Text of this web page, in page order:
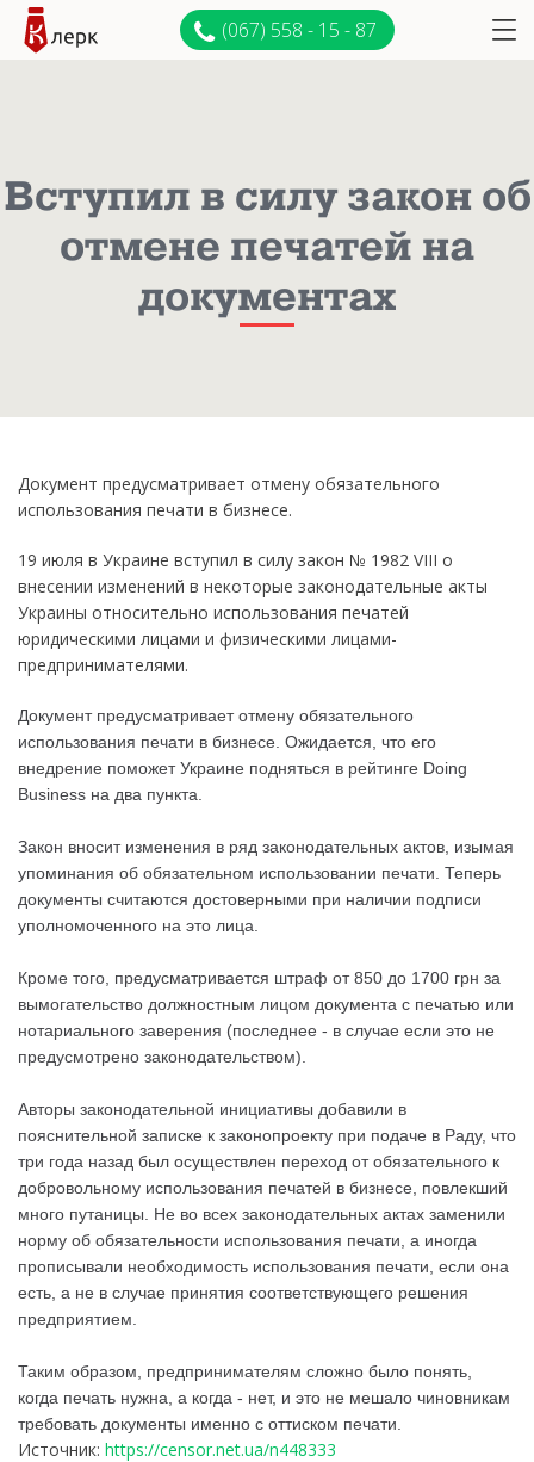
(067) 558 - 15 - 87
Вступил в силу закон об
отмене печатей на
документах
Документ предусматривает отмену обязательного
использования печати в бизнесе.
19 июля в Украине вступил в силу закон № 1982 VIII о
внесении изменений в некоторые законодательные акты
Украины относительно использования печатей
юридическими лицами и физическими лицами-
предпринимателями.
Документ предусматривает отмену обязательного
использования печати в бизнесе. Ожидается, что его
внедрение поможет Украине подняться в рейтинге Doing
Business на два пункта.
Закон вносит изменения в ряд законодательных актов, изымая
упоминания об обязательном использовании печати. Теперь
документы считаются достоверными при наличии подписи
уполномоченного на это лица.
Кроме того, предусматривается штраф от 850 до 1700 грн за
вымогательство должностным лицом документа с печатью или
нотариального заверения (последнее - в случае если это не
предусмотрено законодательством).
Авторы законодательной инициативы добавили в
пояснительной записке к законопроекту при подаче в Раду, что
три года назад был осуществлен переход от обязательного к
добровольному использования печатей в бизнесе, повлекший
много путаницы. Не во всех законодательных актах заменили
норму об обязательности использования печати, а иногда
прописывали необходимость использования печати, если она
есть, а не в случае принятия соответствующего решения
предприятием.
Таким образом, предпринимателям сложно было понять,
когда печать нужна, а когда - нет, и это не мешало чиновникам
требовать документы именно с оттиском печати.
Источник: https://censor.net.ua/n448333